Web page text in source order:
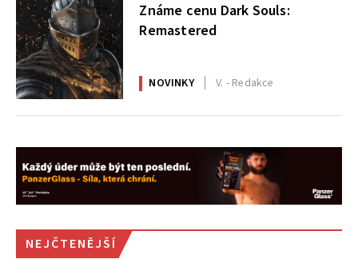
Známe cenu Dark Souls:
Remastered
NOVINKY V. - Redakce
NEJČTENĚJŠÍ